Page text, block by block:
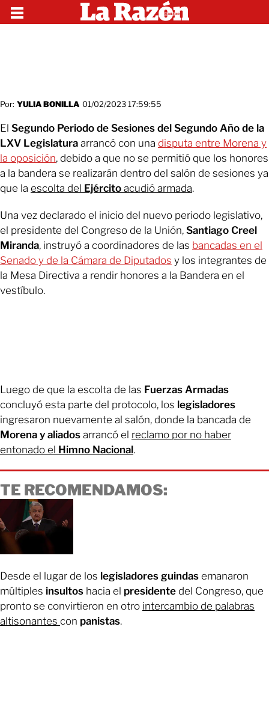
Por: YULIA BONILLA 01/02/2023 17:59:55
El Segundo Periodo de Sesiones del Segundo Año de la
LXV Legislatura arrancó con una disputa entre Morena y
la oposición, debido a que no se permitió que los honores
a la bandera se realizarán dentro del salón de sesiones ya
que la escolta del Ejército acudió armada.
Una vez declarado el inicio del nuevo periodo legislativo,
el presidente del Congreso de la Unión, Santiago Creel
Miranda, instruyó a coordinadores de las bancadas en el
Senado y de la Cámara de Diputados y los integrantes de
la Mesa Directiva a rendir honores a la Bandera en el
vestíbulo.
Luego de que la escolta de las Fuerzas Armadas
concluyó esta parte del protocolo, los legisladores
ingresaron nuevamente al salón, donde la bancada de
Morena y aliados arrancó el reclamo por no haber
entonado el Himno Nacional.
TE RECOMENDAMOS:
Desde el lugar de los legisladores guindas emanaron
múltiples insultos hacia el presidente del Congreso, que
pronto se convirtieron en otro intercambio de palabras
altisonantes con panistas.